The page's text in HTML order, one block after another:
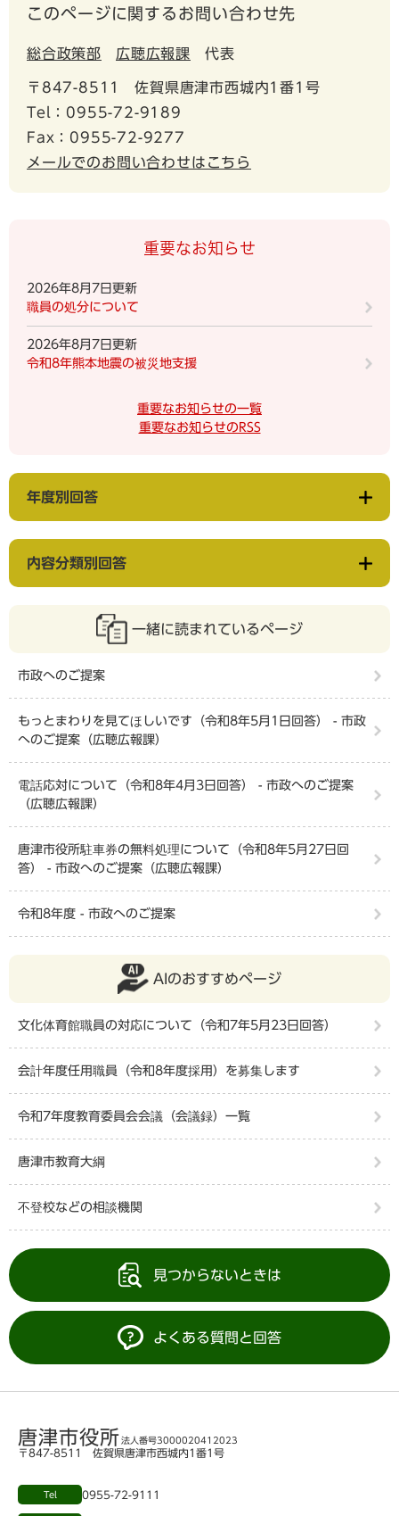
このページに関するお問い合わせ先
総合政策部 広聴広報課 代表
〒847-8511
佐賀県唐津市西城内1番1号
Tel：0955-72-9189
Fax：0955-72-9277
メールでのお問い合わせはこちら
重要なお知らせ
2026年8月7日更新
職員の処分について
2026年8月7日更新
令和8年熊本地震の被災地支援
重要なお知らせの一覧
重要なお知らせのRSS
年度別回答
内容分類別回答
一緒に読まれているページ
市政へのご提案
もっとまわりを見てほしいです（令和8年5月1日回答） - 市政
へのご提案（広聴広報課）
電話応対について（令和8年4月3日回答） - 市政へのご提案
（広聴広報課）
唐津市役所駐車券の無料処理について（令和8年5月27日回
答） - 市政へのご提案（広聴広報課）
令和8年度 - 市政へのご提案
AIのおすすめページ
文化体育館職員の対応について（令和7年5月23日回答）
会計年度任用職員（令和8年度採用）を募集します
令和7年度教育委員会会議（会議録）一覧
唐津市教育大綱
不登校などの相談機関
見つからないときは
よくある質問と回答
唐津市役所 法人番号3000020412023
〒847-8511 佐賀県唐津市西城内1番1号
Tel 0955-72-9111